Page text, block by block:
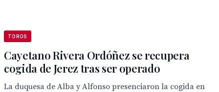
TOROS
Cayetano Rivera Ordóñez se recupera
cogida de Jerez tras ser operado
La duquesa de Alba y Alfonso presenciaron la cogida en